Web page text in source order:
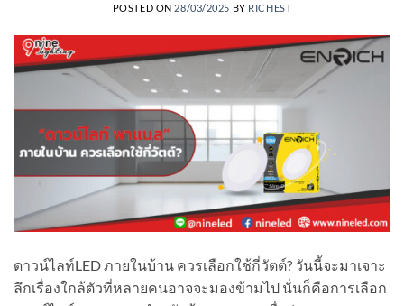
POSTED ON 28/03/2025 BY RICHEST
ดาวน์ไลท์LED ภายในบ้าน ควรเลือกใช้กี่วัตต์? วันนี้จะมาเจาะ
ลึกเรื่องใกล้ตัวที่หลายคนอาจจะมองข้ามไป นั่นก็คือการเลือก